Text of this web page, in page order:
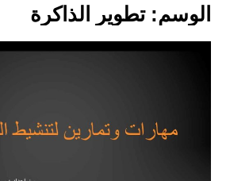
الوسم:تطوير الذاكرة